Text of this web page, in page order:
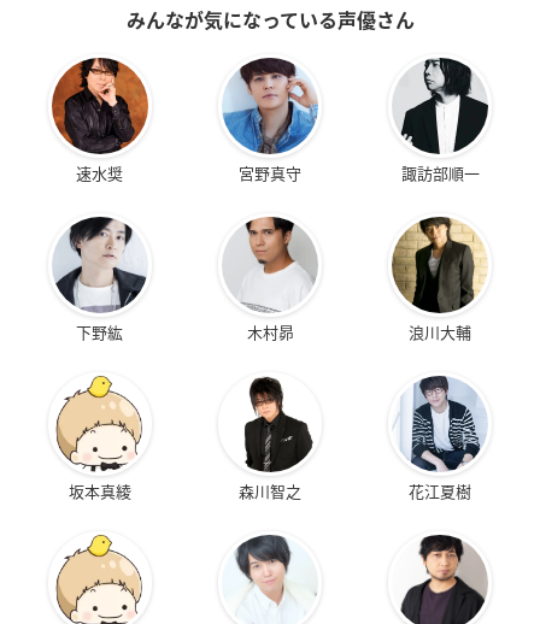
みんなが気になっている声優さん
速水奨 宮野真守 諏訪部順一
下野紘 木村昴 浪川大輔
坂本真綾 森川智之 花江夏樹